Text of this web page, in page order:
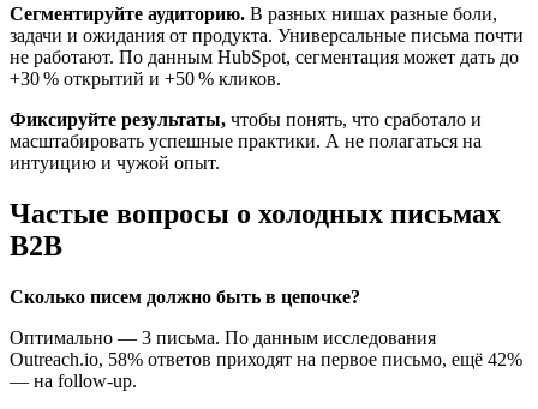
Сегментируйте аудиторию. В разных нишах разные боли,
задачи и ожидания от продукта. Универсальные письма почти
не работают. По данным HubSpot, сегментация может дать до
+30 % открытий и +50 % кликов.
Фиксируйте результаты, чтобы понять, что сработало и
масштабировать успешные практики. А не полагаться на
интуицию и чужой опыт.
Частые вопросы о холодных письмах
B2B
Сколько писем должно быть в цепочке?
Оптимально — 3 письма. По данным исследования
Outreach.io, 58% ответов приходят на первое письмо, ещё 42%
— на follow-up.